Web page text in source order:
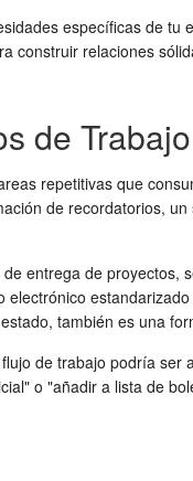
específicas de
construir relaciones
de Trabajo
repetitivas que
de recordatorios,
entrega de
también es una
de trabajo podría
o "añadir a lista de